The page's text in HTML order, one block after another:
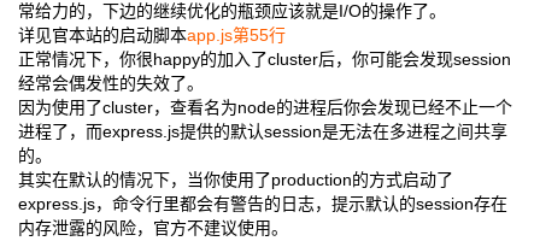
常给力的，下边的继续优化的瓶颈应该就是I/O的操作了。
详见官本站的启动脚本app.js第55行
正常情况下，你很happy的加入了cluster后，你可能会发现session
经常会偶发性的失效了。
因为使用了cluster，查看名为node的进程后你会发现已经不止一个
进程了，而express.js提供的默认session是无法在多进程之间共享
的。
其实在默认的情况下，当你使用了production的方式启动了
express.js，命令行里都会有警告的日志，提示默认的session存在
内存泄露的风险，官方不建议使用。